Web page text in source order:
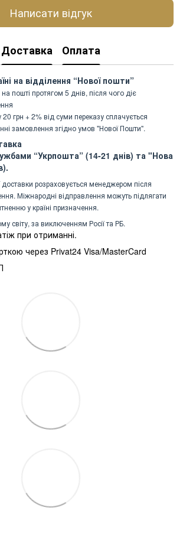
Написати відгук
Доставка Оплата
на відділення “Нової пошти”
пошті протягом 5 днів, після чого діє
20 грн + 2% від суми переказу сплачується
замовлення згідно умов "Нової Пошти".
“Укрпошта” (14-21 днів) та "Нова
доставки розраховується менеджером після
Міжнародні відправлення можуть підлягати
у країні призначення.
світу, за виключенням Росії та РБ.
при отриманні.
через Privat24 Visa/MasterCard